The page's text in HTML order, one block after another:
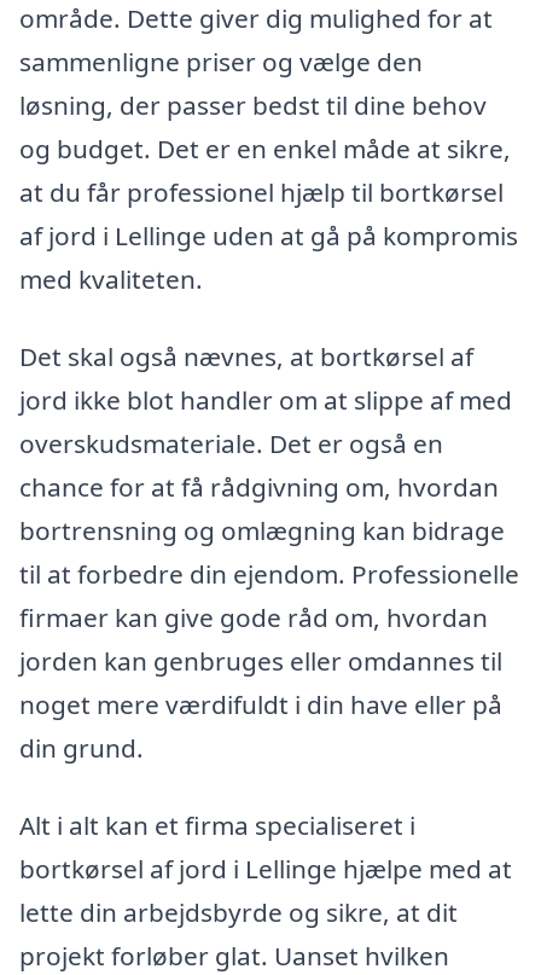
område. Dette giver dig mulighed for at
sammenligne priser og vælge den
løsning, der passer bedst til dine behov
og budget. Det er en enkel måde at sikre,
at du får professionel hjælp til bortkørsel
af jord i Lellinge uden at gå på kompromis
med kvaliteten.
Det skal også nævnes, at bortkørsel af
jord ikke blot handler om at slippe af med
overskudsmateriale. Det er også en
chance for at få rådgivning om, hvordan
bortrensning og omlægning kan bidrage
til at forbedre din ejendom. Professionelle
firmaer kan give gode råd om, hvordan
jorden kan genbruges eller omdannes til
noget mere værdifuldt i din have eller på
din grund.
Alt i alt kan et firma specialiseret i
bortkørsel af jord i Lellinge hjælpe med at
lette din arbejdsbyrde og sikre, at dit
projekt forløber glat. Uanset hvilken